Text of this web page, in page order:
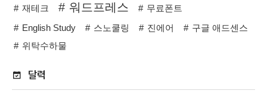
재테크 워드프레스
무료폰트
English Study
스노쿨링 진에어
구글 애드센스
위탁수하물
달력